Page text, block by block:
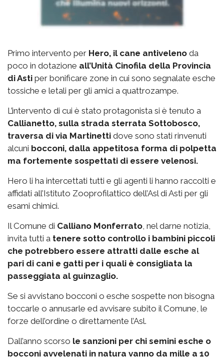
Primo intervento per Hero, il cane antiveleno da
poco in dotazione all’Unità Cinofila della Provincia
di Asti per bonificare zone in cui sono segnalate esche
tossiche e letali per gli amici a quattrozampe.
L’intervento di cui è stato protagonista si è tenuto a
Callianetto, sulla strada sterrata Sottobosco,
traversa di via Martinetti dove sono stati rinvenuti
alcuni bocconi, dalla appetitosa forma di polpetta
ma fortemente sospettati di essere velenosi.
Hero li ha intercettati tutti e gli agenti li hanno raccolti e
affidati all’Istituto Zooprofilattico dell’Asl di Asti per gli
esami chimici.
Il Comune di Calliano Monferrato , nel darne notizia,
invita tutti a tenere sotto controllo i bambini piccoli
che potrebbero essere attratti dalle esche al
pari di cani e gatti per i quali è consigliata la
passeggiata al guinzaglio.
Se si avvistano bocconi o esche sospette non bisogna
toccarle o annusarle ed avvisare subito il Comune, le
forze dell’ordine o direttamente l’Asl.
Dall’anno scorso le sanzioni per chi semini esche o
bocconi avvelenati in natura vanno da mille a 10